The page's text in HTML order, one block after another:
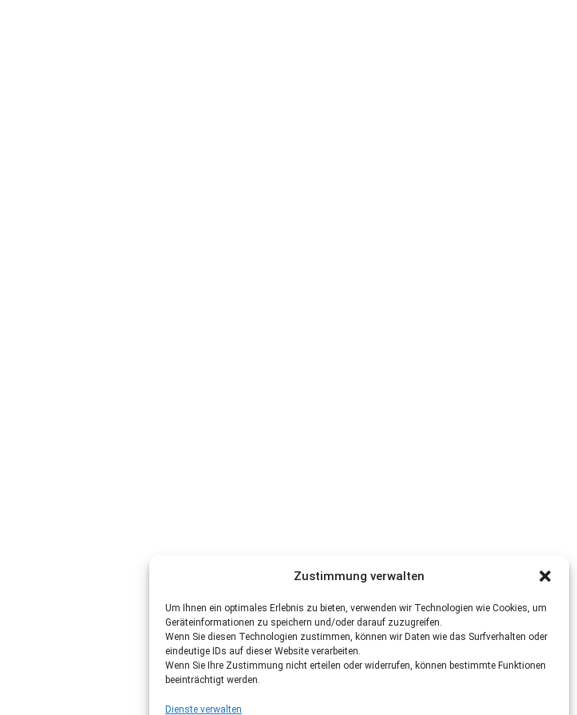
Zustimmung verwalten
Um Ihnen ein optimales Erlebnis zu bieten, verwenden wir Technologien wie Cookies, um
Geräteinformationen zu speichern und/oder darauf zuzugreifen.
Wenn Sie diesen Technologien zustimmen, können wir Daten wie das Surfverhalten oder
eindeutige IDs auf dieser Website verarbeiten.
Wenn Sie Ihre Zustimmung nicht erteilen oder widerrufen, können bestimmte Funktionen
beeinträchtigt werden.
Dienste verwalten